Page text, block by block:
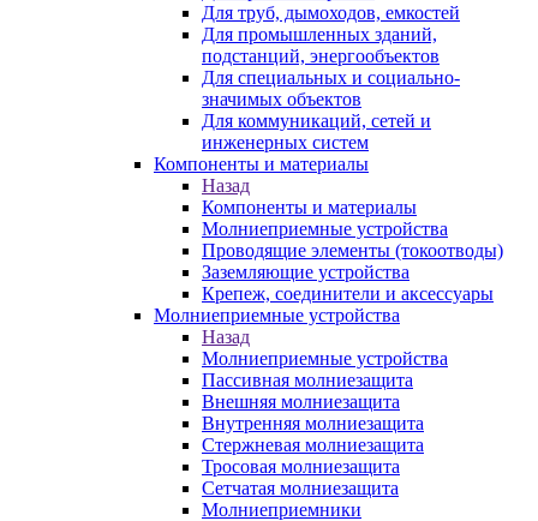
Для труб, дымоходов, емкостей
Для промышленных зданий,
подстанций, энергообъектов
Для специальных и социально-
значимых объектов
Для коммуникаций, сетей и
инженерных систем
Компоненты и материалы
Назад
Компоненты и материалы
Молниеприемные устройства
Проводящие элементы (токоотводы)
Заземляющие устройства
Крепеж, соединители и аксессуары
Молниеприемные устройства
Назад
Молниеприемные устройства
Пассивная молниезащита
Внешняя молниезащита
Внутренняя молниезащита
Стержневая молниезащита
Тросовая молниезащита
Сетчатая молниезащита
Молниеприемники